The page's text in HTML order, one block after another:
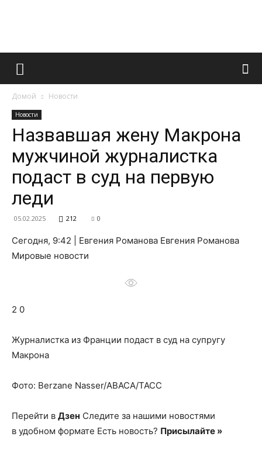
Французский
и
Домой Новости
Новости
Назвавшая жену Макрона
мужчиной журналистка
подаст в суд на первую
леди
05.02.2025 212 0
Сегодня, 9:42 | Евгения Романова Евгения Романова
Мировые новости
2 0
Журналистка из Франции подаст в суд на супругу
Макрона
Фото: Berzane Nasser/ABACA/ТАСС
Перейти в Дзен Следите за нашими новостями
в удобном формате Есть новость? Присылайте »